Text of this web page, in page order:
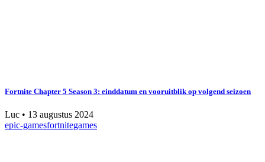
Fortnite Chapter 5 Season 3: einddatum en vooruitblik op volgend seizoen
Luc • 13 augustus 2024
epic-gamesfortnitegames